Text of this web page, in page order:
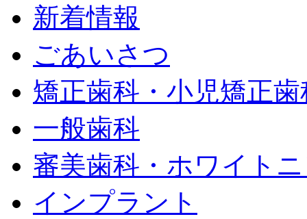
新着情報
ごあいさつ
矯正歯科・小児矯正歯
一般歯科
審美歯科・ホワイト
インプラント